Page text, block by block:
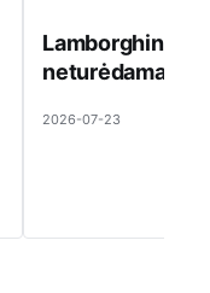
Lamborghini
neturėdama ką
2026-07-23